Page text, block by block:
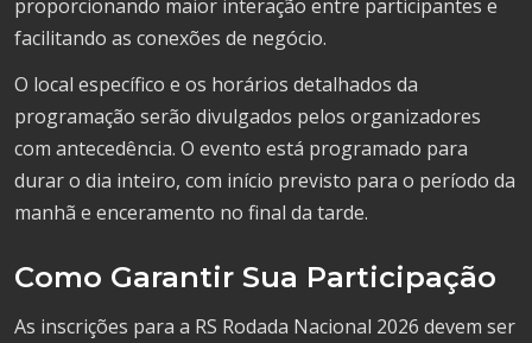
proporcionando maior interação entre participantes e
facilitando as conexões de negócio.
O local específico e os horários detalhados da
programação serão divulgados pelos organizadores
com antecedência. O evento está programado para
durar o dia inteiro, com início previsto para o período da
manhã e enceramento no final da tarde.
Como Garantir Sua Participação
As inscrições para a RS Rodada Nacional 2026 devem ser